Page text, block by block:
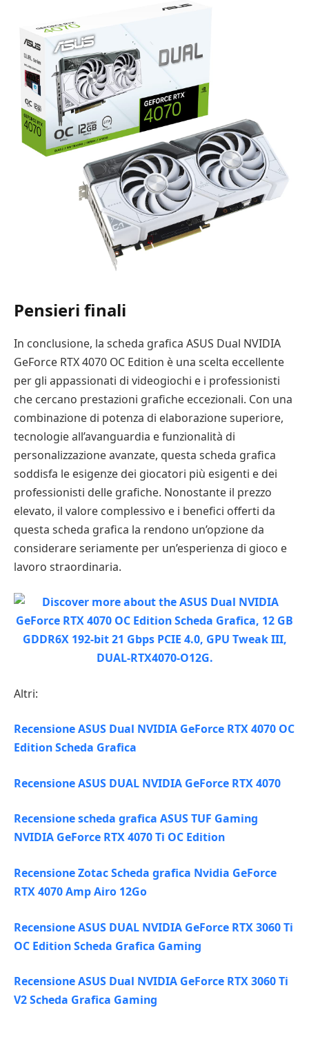
Pensieri finali
In conclusione, la scheda grafica ASUS Dual NVIDIA
GeForce RTX 4070 OC Edition è una scelta eccellente
per gli appassionati di videogiochi e i professionisti
che cercano prestazioni grafiche eccezionali. Con una
combinazione di potenza di elaborazione superiore,
tecnologie all’avanguardia e funzionalità di
personalizzazione avanzate, questa scheda grafica
soddisfa le esigenze dei giocatori più esigenti e dei
professionisti delle grafiche. Nonostante il prezzo
elevato, il valore complessivo e i benefici offerti da
questa scheda grafica la rendono un’opzione da
considerare seriamente per un’esperienza di gioco e
lavoro straordinaria.
Altri:
Recensione ASUS Dual NVIDIA GeForce RTX 4070 OC
Edition Scheda Grafica
Recensione ASUS DUAL NVIDIA GeForce RTX 4070
Recensione scheda grafica ASUS TUF Gaming
NVIDIA GeForce RTX 4070 Ti OC Edition
Recensione Zotac Scheda grafica Nvidia GeForce
RTX 4070 Amp Airo 12Go
Recensione ASUS DUAL NVIDIA GeForce RTX 3060 Ti
OC Edition Scheda Grafica Gaming
Recensione ASUS Dual NVIDIA GeForce RTX 3060 Ti
V2 Scheda Grafica Gaming